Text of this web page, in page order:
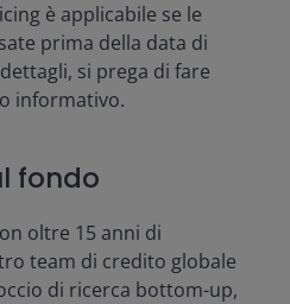
è applicabile se le
prima della data di
si prega di fare
informativo.
fondo
oltre 15 anni di
team di credito globale
di ricerca bottom-up,